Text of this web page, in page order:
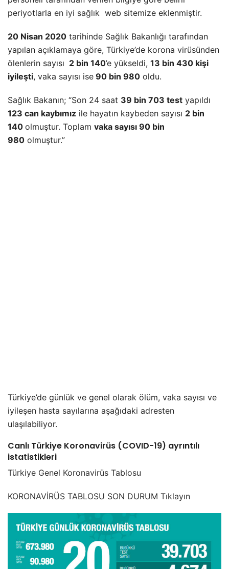
periyotlarla en iyi sağlık web sitemize eklenmiştir.
20 Nisan 2020 tarihinde Sağlık Bakanlığı tarafından
yapılan açıklamaya göre, Türkiye’de korona virüsünden
ölenlerin sayısı 2 bin 140’e yükseldi, 13 bin 430 kişi
iyileşti, vaka sayısı ise 90 bin 980 oldu.
Sağlık Bakanın; “Son 24 saat 39 bin 703 test yapıldı
123 can kaybımız ile hayatın kaybeden sayısı 2 bin
140 olmuştur. Toplam vaka sayısı 90 bin
980 olmuştur.”
Türkiye’de günlük ve genel olarak ölüm, vaka sayısı ve
iyileşen hasta sayılarına aşağıdaki adresten
ulaşılabiliyor.
Canlı Türkiye Koronavirüs (COVID-19) ayrıntılı
istatistikleri
Türkiye Genel Koronavirüs Tablosu
KORONAVİRÜS TABLOSU SON DURUM Tıklayın